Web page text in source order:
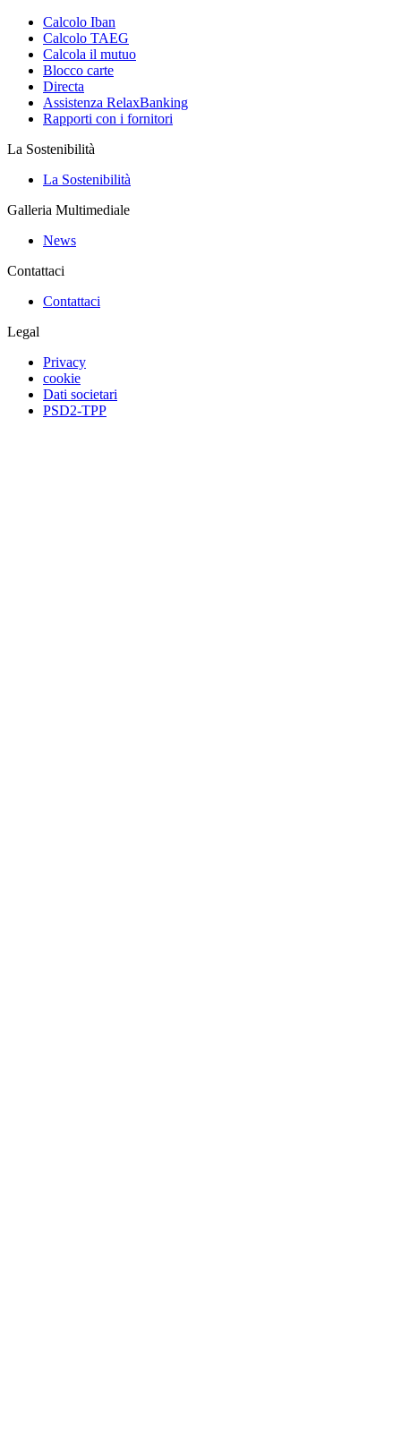
Calcolo Iban
Calcolo TAEG
Calcola il mutuo
Blocco carte
Directa
Assistenza RelaxBanking
Rapporti con i fornitori
La Sostenibilità
La Sostenibilità
Galleria Multimediale
News
Contattaci
Contattaci
Legal
Privacy
cookie
Dati societari
PSD2-TPP